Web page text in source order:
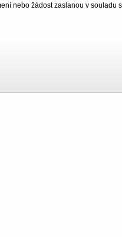
nebo žádost zaslanou v souladu